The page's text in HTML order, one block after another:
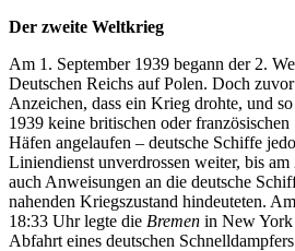
Der zweite Weltkrieg
Am 1. September 1939 begann der 2.
Deutschen Reichs auf Polen. Doch
Anzeichen, dass ein Krieg drohte, und
1939 keine britischen oder
Häfen angelaufen – deutsche Schiffe
Liniendienst unverdrossen weiter, bis
auch Anweisungen an die deutsche
nahenden Kriegszustand hindeuteten.
18:33 Uhr legte die Bremen in New York
Abfahrt eines deutschen